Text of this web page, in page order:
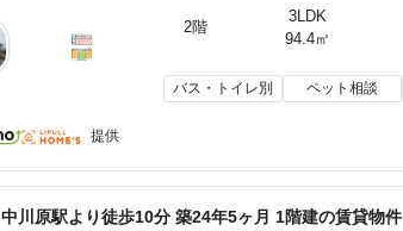
2階
3LDK
94.4㎡
バス・トイレ別 ペット相談
提供
中川原駅より徒歩10分 築24年5ヶ月 1階建の賃貸物件